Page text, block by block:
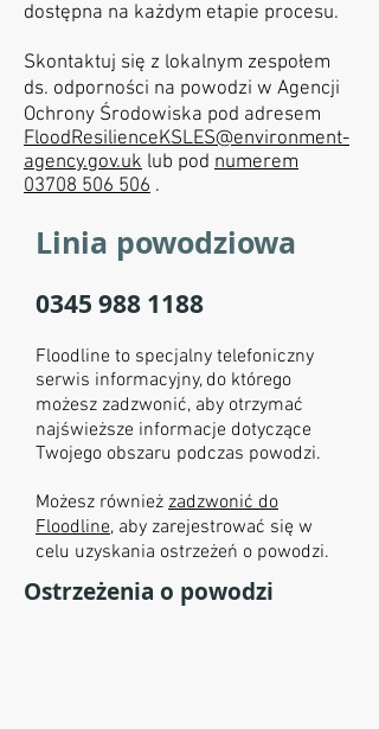
dostępna na każdym etapie procesu.
Skontaktuj się z lokalnym zespołem
ds. odporności na powodzi w Agencji
Ochrony Środowiska pod adresem
FloodResilienceKSLES@environment-
agency.gov.uk lub pod numerem
03708 506 506 .
Linia powodziowa
0345 988 1188
Floodline to specjalny telefoniczny
serwis informacyjny, do którego
możesz zadzwonić, aby otrzymać
najświeższe informacje dotyczące
Twojego obszaru podczas powodzi.
Możesz również zadzwonić do
Floodline, aby zarejestrować się w
celu uzyskania ostrzeżeń o powodzi.
Ostrzeżenia o powodzi